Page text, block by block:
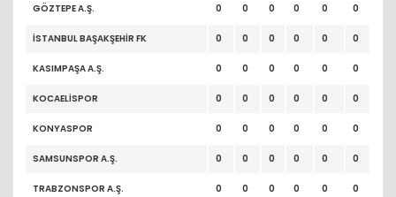
GÖZTEPE A.Ş. 0 0 0 0 0 0
İSTANBUL BAŞAKŞEHİR FK 0 0 0 0 0 0
KASIMPAŞA A.Ş. 0 0 0 0 0 0
KOCAELİSPOR 0 0 0 0 0 0
KONYASPOR 0 0 0 0 0 0
SAMSUNSPOR A.Ş. 0 0 0 0 0 0
TRABZONSPOR A.Ş. 0 0 0 0 0 0